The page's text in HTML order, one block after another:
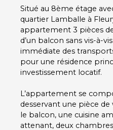
Situé au 8ème étage
quartier Lamballe à
appartement 3 pièces
d’un balcon sans vis-à-
immédiate des
pour une résidence
investissement locatif.
L’appartement se
desservant une pièce
le balcon, une cuisine
attenant, deux